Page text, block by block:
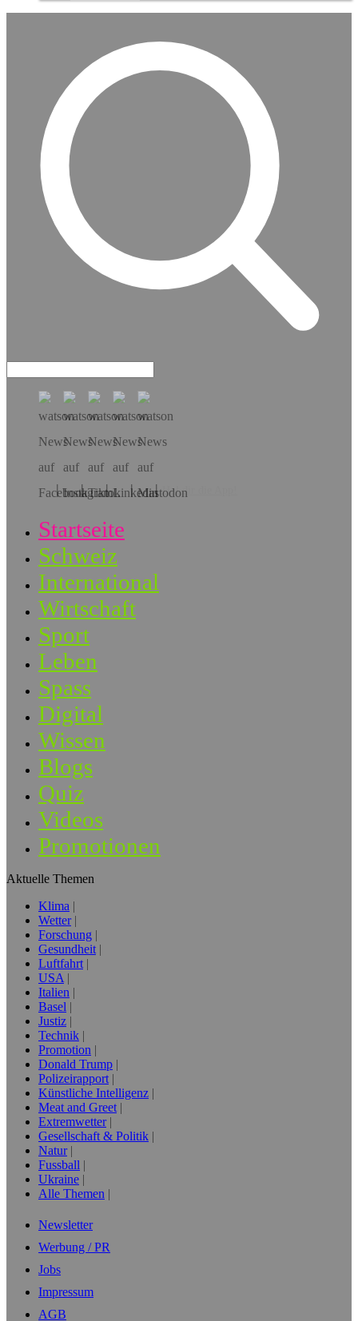
Hol dir die App!
Startseite
Schweiz
International
Wirtschaft
Sport
Leben
Spass
Digital
Wissen
Blogs
Quiz
Videos
Promotionen
Aktuelle Themen
Klima
Wetter
Forschung
Gesundheit
Luftfahrt
USA
Italien
Basel
Justiz
Technik
Promotion
Donald Trump
Polizeirapport
Künstliche Intelligenz
Meat and Greet
Extremwetter
Gesellschaft & Politik
Natur
Fussball
Ukraine
Alle Themen
Newsletter
Werbung / PR
Jobs
Impressum
AGB